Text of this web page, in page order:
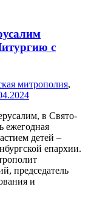
с
митрополия,
в Свято-
ежегодная
детей –
епархии.
председатель
и